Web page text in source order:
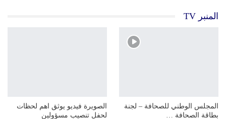
المنبر TV
المجلس الوطني للصحافة – لجنة
بطاقة الصحافة …
الصويرة فيديو يوثق اهم لحظات
لحفل تنصيب مسؤولين